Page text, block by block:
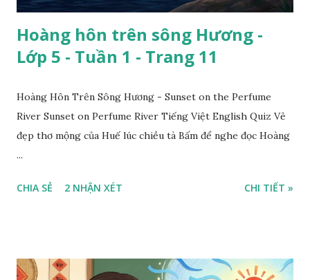
Hoàng hôn trên sông Hương -
Lớp 5 - Tuần 1 - Trang 11
Hoàng Hôn Trên Sông Hương - Sunset on the Perfume
River Sunset on Perfume River Tiếng Việt English Quiz Vẻ
đẹp thơ mộng của Huế lúc chiều tà Bấm để nghe đọc Hoàng
...
CHIA SẺ 2 NHẬN XÉT CHI TIẾT »